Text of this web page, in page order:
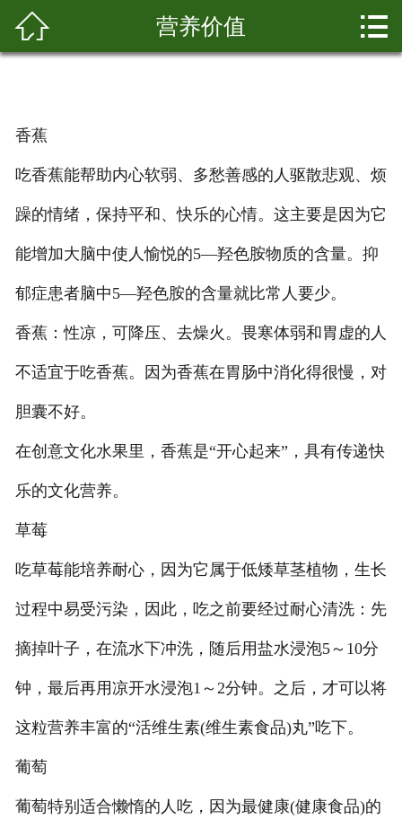
园区景色
科普知识
营养价值
客户留言
 营养价值 
香蕉
吃香蕉能帮助内心软弱、多愁善感的人驱散悲观、烦
躁的情绪，保持平和、快乐的心情。这主要是因为它
能增加大脑中使人愉悦的5—羟色胺物质的含量。抑
郁症患者脑中5—羟色胺的含量就比常人要少。
香蕉：性凉，可降压、去燥火。畏寒体弱和胃虚的人
不适宜于吃香蕉。因为香蕉在胃肠中消化得很慢，对
胆囊不好。
在创意文化水果里，香蕉是“开心起来”，具有传递快
乐的文化营养。
草莓
吃草莓能培养耐心，因为它属于低矮草茎植物，生长
过程中易受污染，因此，吃之前要经过耐心清洗：先
摘掉叶子，在流水下冲洗，随后用盐水浸泡5～10分
钟，最后再用凉开水浸泡1～2分钟。之后，才可以将
这粒营养丰富的“活维生素(维生素食品)丸”吃下。
葡萄
葡萄特别适合懒惰的人吃，因为最健康(健康食品)的